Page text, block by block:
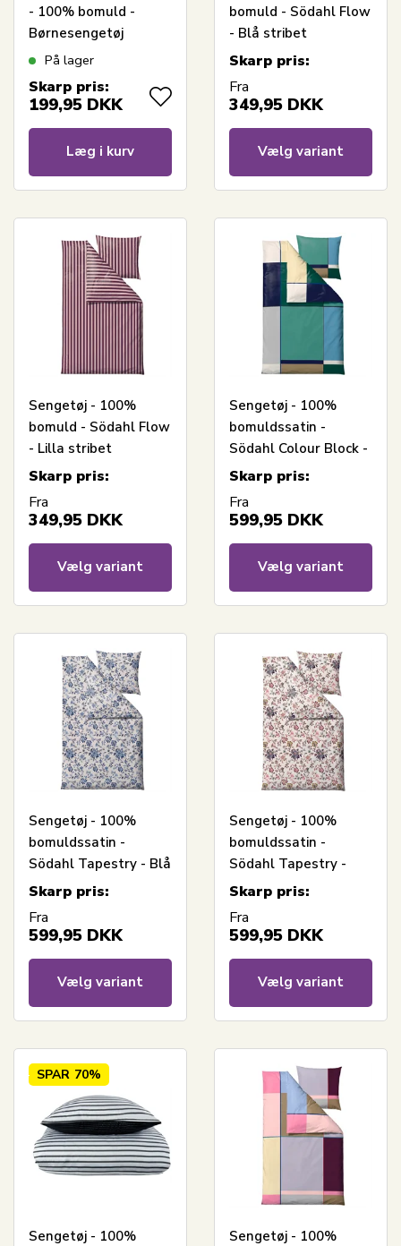
- 100% bomuld -
Børnesengetøj
140x200 cm - Gråt
På lager
Skarp pris:
199,95 DKK
Læg i kurv
bomuld - Södahl Flow
- Blå stribet
Skarp pris:
Fra
349,95 DKK
Vælg variant
Sengetøj - 100%
bomuld - Södahl Flow
- Lilla stribet
Skarp pris:
Fra
349,95 DKK
Vælg variant
Sengetøj - 100%
bomuldssatin -
Södahl Colour Block -
Grøn
Skarp pris:
Fra
599,95 DKK
Vælg variant
Sengetøj - 100%
bomuldssatin -
Södahl Tapestry - Blå
blomster
Skarp pris:
Fra
599,95 DKK
Vælg variant
Sengetøj - 100%
bomuldssatin -
Södahl Tapestry -
Rosa blomster
Skarp pris:
Fra
599,95 DKK
Vælg variant
SPAR 70%
Sengetøj - 100%
Sengetøj - 100%